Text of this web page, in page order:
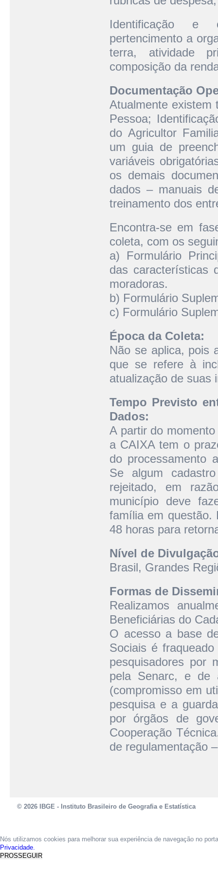
Identificação e
pertencimento a
terra, atividade
composição da
Documentação
Atualmente existem
Pessoa;
do Agricultor
um guia de
variáveis
os demais
dados – manuais
treinamento dos
Encontra-se em
coleta, com os
a) Formulário
das características
moradoras.
b) Formulário
c) Formulário
Época da Coleta:
Não se aplica, pois
que se refere à
atualização de suas
Tempo Previsto
Dados:
A partir do
a CAIXA tem o
do processamento
Se algum
rejeitado, em
município deve
família em questão.
48 horas para
Nível de
Brasil, Grandes
Formas de
Realizamos
Beneficiárias do
O acesso a base
Sociais é
pesquisadores por
pela Senarc, e de
(compromisso em
pesquisa e a
por órgãos de
Cooperação
de regulamentação
© 2026 IBGE - Instituto Brasileiro de Geografia e Estatística
Nós utilizamos cookies para melhorar sua experiência de navegação no
Privacidade.
PROSSEGUIR